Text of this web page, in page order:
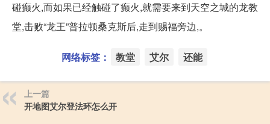
碰癫火,而如果已经触碰了癫火,就需要来到天空之城的龙教
堂,击败“龙王”普拉顿桑克斯后,走到赐福旁边,。
网络标签： 教堂 艾尔 还能
上一篇
开地图艾尔登法环怎么开